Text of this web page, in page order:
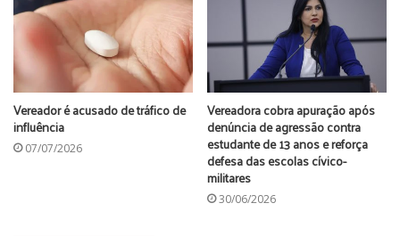
Vereador é acusado de tráfico de
influência
07/07/2026
Vereadora cobra apuração após
denúncia de agressão contra
estudante de 13 anos e reforça
defesa das escolas cívico-
militares
30/06/2026